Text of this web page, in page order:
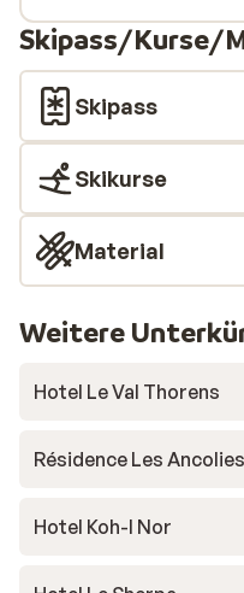
Skipass/Kurse/
Skipass
Skikurse
Material
Weitere
Hotel Le Val Thorens
Résidence Les Ancolies
Hotel Koh-I Nor